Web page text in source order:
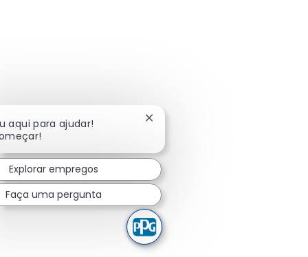
aqui para ajudar!
Fechar notificação de chatbot
Explorar empregos
Faça uma pergunta